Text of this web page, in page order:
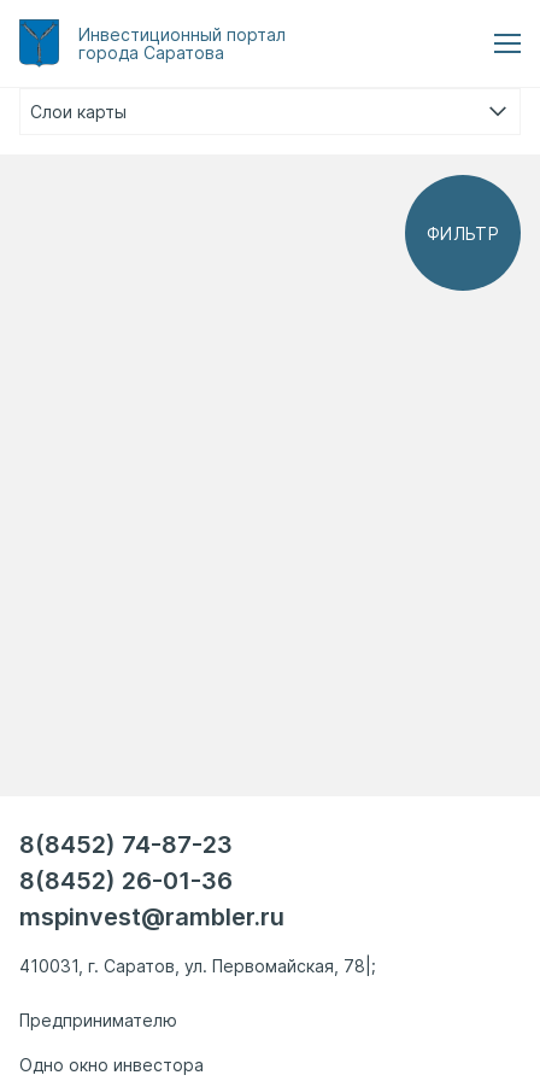
Инвестиционный портал
города Саратова
Слои карты
ФИЛЬТР
8(8452) 74-87-23
8(8452) 26-01-36
mspinvest@rambler.ru
410031, г. Саратов, ул. Первомайская, 78|;
Предпринимателю
Одно окно инвестора